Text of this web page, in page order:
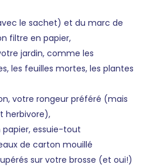
le sachet) et du marc de
filtre en papier,
jardin, comme les
les feuilles mortes, les plantes
votre rongeur préféré (mais
herbivore),
papier, essuie-tout
de carton mouillé
sur votre brosse (et oui!)